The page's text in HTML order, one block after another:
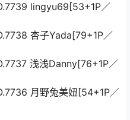
lingyu69[53+1P／
杏子Yada[79+1P／
浅浅Danny[76+1P／
月野兔美妞[54+1P／